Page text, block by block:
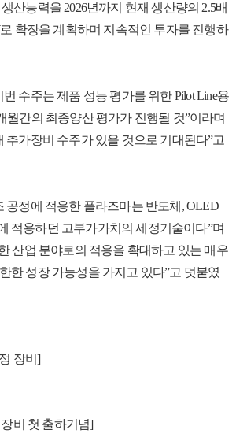
산능력을 2026년까지 현재 생산량의 2.5배
확장을 계획하며 지속적인 투자를 진행하
수주는 제품 성능 평가를 위한 Pilot Line용
월간의 최종양산 평가가 진행될 것”이라며
추가장비 수주가 있을 것으로 기대된다”고
공정에 적용한 플라즈마는 반도체, OLED
적용하던 고부가가치의 세정기술이다”며
산업 분야로의 적용을 확대하고 있는 매우
한 성장 가능성을 가지고 있다”고 덧붙였
장비]
장비 첫 출하기념]